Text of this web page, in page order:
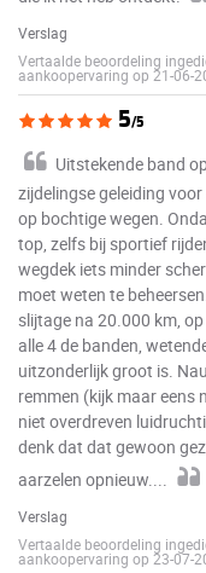
Verslag
Vertaalde beoordeling
aankoopervaring op 21-06-
5/5
Uitstekende band
zijdelingse geleiding
op bochtige wegen.
top, zelfs bij sportief
wegdek iets minder
moet weten te
slijtage na 20.000 km,
alle 4 de banden,
uitzonderlijk groot is.
remmen (kijk maar eens
niet overdreven
denk dat dat gewoon
aarzelen opnieuw....
Verslag
Vertaalde beoordeling
aankoopervaring op 23-07-